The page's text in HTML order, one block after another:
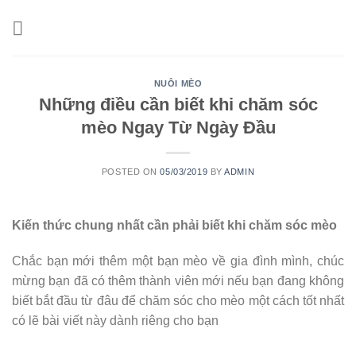
NUÔI MÈO
Những điều cần biết khi chăm sóc
mèo Ngay Từ Ngày Đầu
POSTED ON05/03/2019 BYADMIN
Kiến thức chung nhất cần phải biết khi chăm sóc mèo
Chắc bạn mới thêm một bạn mèo về gia đình mình, chúc
mừng bạn đã có thêm thành viên mới nếu bạn đang không
biết bắt đầu từ đâu để chăm sóc cho mèo một cách tốt nhất
có lẽ bài viết này dành riêng cho bạn